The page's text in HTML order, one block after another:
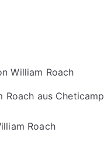
Roach aus Cheticamp